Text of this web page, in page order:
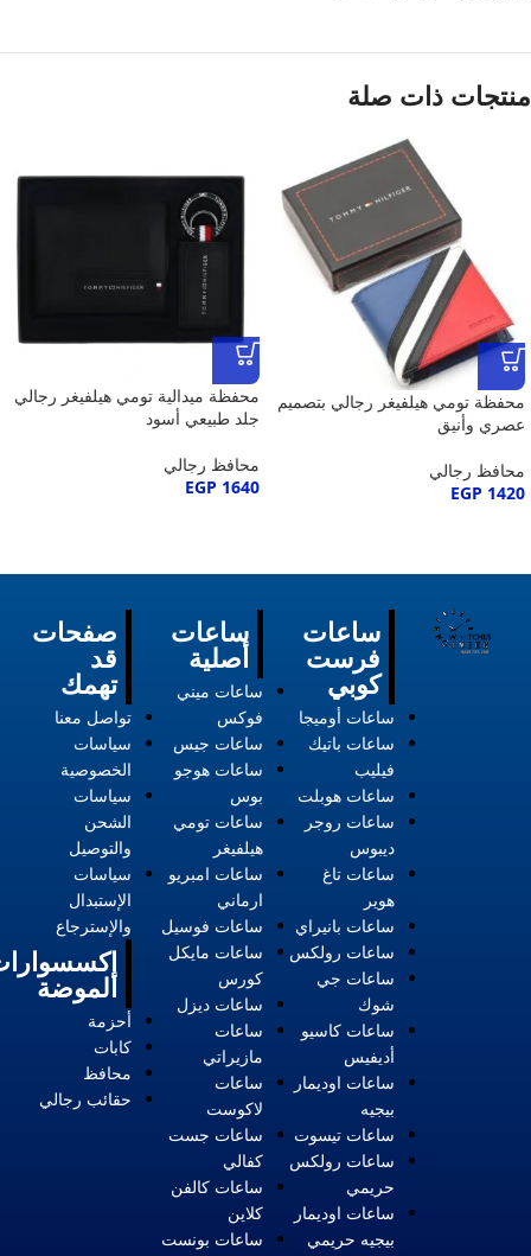
منتجات ذات صلة
محفظة تومي هيلفيغر رجالي بتصميم
عصري وأنيق
محافظ رجالي
EGP 1420
محفظة ميدالية تومي هيلفيغر رجالي
جلد طبيعي أسود
محافظ رجالي
EGP 1640
صفحات
قد
تهمك
تواصل معنا
سياسات
الخصوصية
سياسات
الشحن
والتوصيل
سياسات
الإستبدال
والإسترجاع
الموضة
أحزمة
كابات
محافظ
حقائب رجالي
ساعات
أصلية
ساعات ميني
فوكس
ساعات جيس
ساعات هوجو
بوس
ساعات تومي
هيلفيغر
ساعات امبريو
ارماني
ساعات فوسيل
ساعات مايكل
كورس
ساعات ديزل
ساعات
مازيراتي
ساعات
لاكوست
ساعات جست
كفالي
ساعات كالفن
كلاين
ساعات بونست
ساعات
فرست
كوبي
ساعات أوميجا
ساعات باتيك
فيليب
ساعات هوبلت
ساعات روجر
ديبوس
ساعات تاغ
هوير
ساعات بانيراي
ساعات رولكس
ساعات جي
شوك
ساعات كاسيو
أديفيس
ساعات اوديمار
بيجيه
ساعات تيسوت
ساعات رولكس
حريمي
ساعات اوديمار
بيجيه حريمي